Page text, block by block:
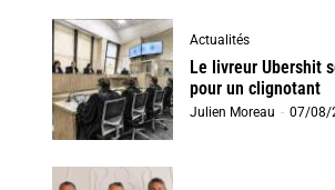
Actualités
Le livreur Ubershit
pour un clignotant
Julien Moreau - 07/08/